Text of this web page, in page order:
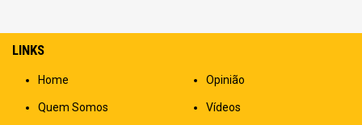
LINKS
Home
Quem Somos
Opinião
Vídeos